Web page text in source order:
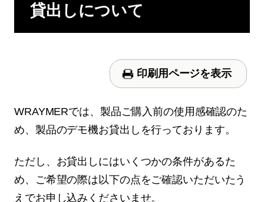
お問い合せ
貸出しについて
印刷用ページを表示
WRAYMERでは、製品ご購入前の使用感確認のた
め、製品のデモ機お貸出しを行っております。
ただし、お貸出しにはいくつかの条件があるた
め、ご希望の際は以下の点をご確認いただいたう
えでお申し込みくださいませ。